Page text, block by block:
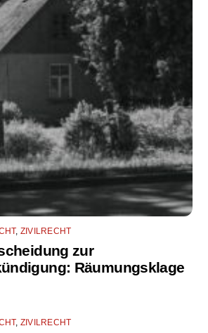
, ZIVILRECHT
zur
Räumungsklage
, ZIVILRECHT